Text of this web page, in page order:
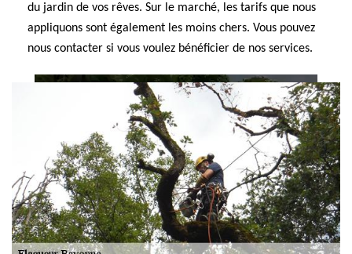
du jardin de vos rêves. Sur le marché, les tarifs que nous
appliquons sont également les moins chers. Vous pouvez
nous contacter si vous voulez bénéficier de nos services.